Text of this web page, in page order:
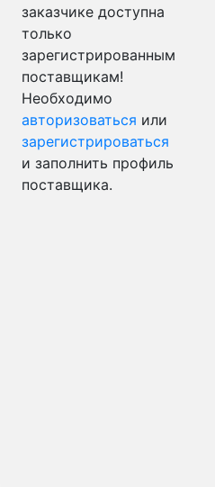
заказчике доступна
только
зарегистрированным
поставщикам!
Необходимо
авторизоваться или
зарегистрироваться
и заполнить профиль
поставщика.